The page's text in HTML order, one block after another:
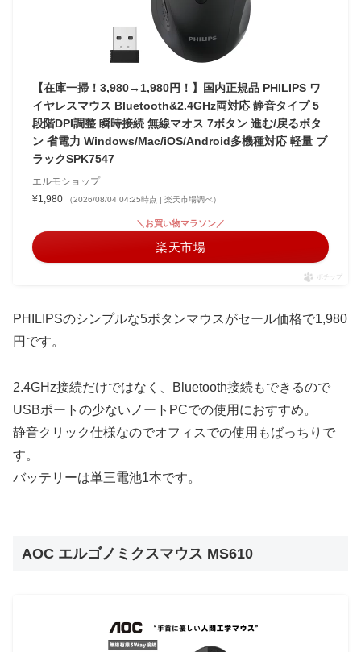
【在庫一掃！3,980→1,980円！】国内正規品 PHILIPS ワ
イヤレスマウス Bluetooth&2.4GHz両対応 静音タイプ 5
段階DPI調整 瞬時接続 無線マオス 7ボタン 進む/戻るボタ
ン 省電力 Windows/Mac/iOS/Android多機種対応 軽量 ブ
ラックSPK7547
エルモショップ
¥1,980
（2026/08/04 04:25時点 | 楽天市場調べ）
＼お買い物マラソン／
楽天市場
ポチップ
PHILIPSのシンプルな5ボタンマウスがセール価格で1,980
円です。
2.4GHz接続だけではなく、Bluetooth接続もできるので
USBポートの少ないノートPCでの使用におすすめ。
静音クリック仕様なのでオフィスでの使用もばっちりで
す。
バッテリーは単三電池1本です。
AOC エルゴノミクスマウス MS610